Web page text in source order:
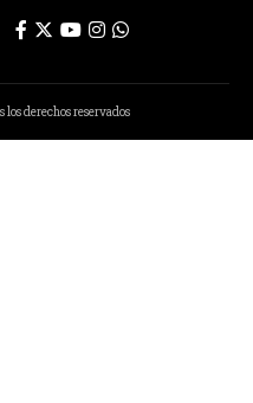
derechos reservados